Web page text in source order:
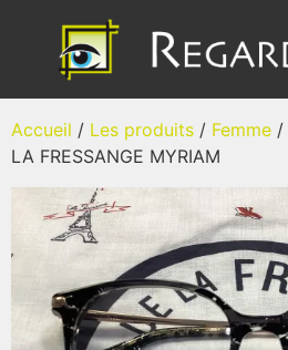
Accueil / Les produits / Femme /
LA FRESSANGE MYRIAM